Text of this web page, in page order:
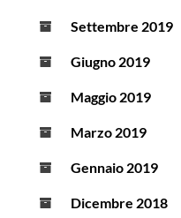
Settembre 2019
Giugno 2019
Maggio 2019
Marzo 2019
Gennaio 2019
Dicembre 2018